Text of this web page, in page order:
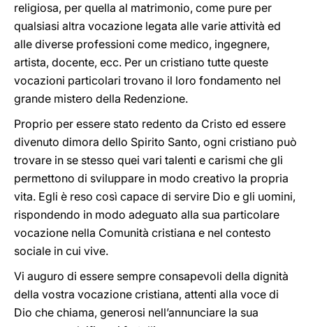
religiosa, per quella al matrimonio, come pure per
qualsiasi altra vocazione legata alle varie attività ed
alle diverse professioni come medico, ingegnere,
artista, docente, ecc. Per un cristiano tutte queste
vocazioni particolari trovano il loro fondamento nel
grande mistero della Redenzione.
Proprio per essere stato redento da Cristo ed essere
divenuto dimora dello Spirito Santo, ogni cristiano può
trovare in se stesso quei vari talenti e carismi che gli
permettono di sviluppare in modo creativo la propria
vita. Egli è reso così capace di servire Dio e gli uomini,
rispondendo in modo adeguato alla sua particolare
vocazione nella Comunità cristiana e nel contesto
sociale in cui vive.
Vi auguro di essere sempre consapevoli della dignità
della vostra vocazione cristiana, attenti alla voce di
Dio che chiama, generosi nell’annunciare la sua